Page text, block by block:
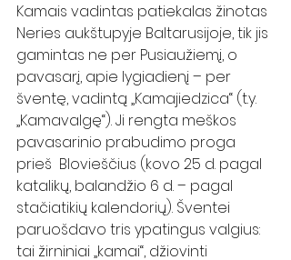
Kamais vadintas patiekalas žinotas
Neries aukštupyje Baltarusijoje, tik jis
gamintas ne per Pusiaužiemį, o
pavasarį, apie lygiadienį – per
šventę, vadintą „Kamajiedzica“ (t.y.
„Kamavalgę“). Ji rengta meškos
pavasarinio prabudimo proga
prieš  Blovieščius (kovo 25 d. pagal
katalikų, balandžio 6 d. – pagal
stačiatikių kalendorių). Šventei
paruošdavo tris ypatingus valgius:
tai žirniniai „kamai“, džiovinti